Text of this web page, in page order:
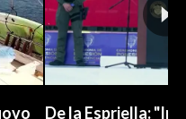
De la Espriella: "In